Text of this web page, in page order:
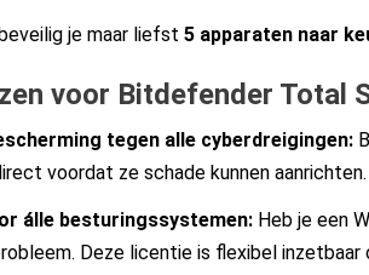
je maar liefst 5 apparaten naar
voor Bitdefender Total
tegen alle cyberdreigingen:
voordat ze schade kunnen aanrichten.
álle besturingssystemen:Heb je een
Deze licentie is flexibel inzetbaar